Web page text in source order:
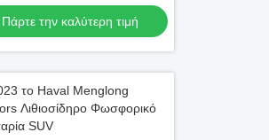
Πάρτε την καλύτερη τιμή
το Haval Menglong
Λιθιοσίδηρο Φωσφορικό
SUV